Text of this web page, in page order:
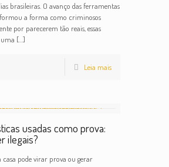
brasileiras. O avanço das ferramentas
a forma como criminosos
por parecerem tão reais, essas
[…]
Leia mais
usadas como prova:
ilegais?
pode virar prova ou gerar